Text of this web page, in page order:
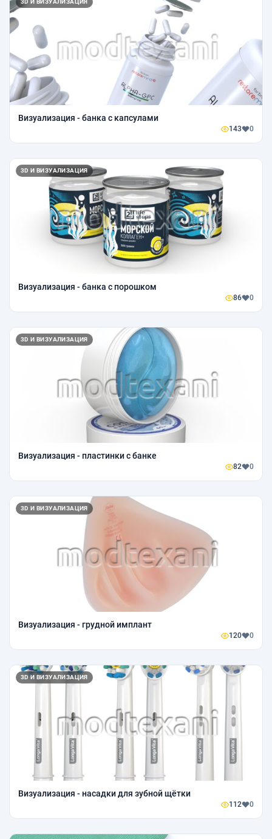
3D И ВИЗУАЛИЗАЦИЯ
Визуализация - банка с капсулами
143 0
3D И ВИЗУАЛИЗАЦИЯ
Визуализация - банка с порошком
86 0
3D И ВИЗУАЛИЗАЦИЯ
Визуализация - пластинки с банке
82 0
3D И ВИЗУАЛИЗАЦИЯ
Визуализация - грудной имплант
120 0
3D И ВИЗУАЛИЗАЦИЯ
Визуализация - насадки для зубной щётки
112 0